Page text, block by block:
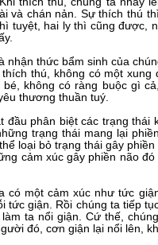
và chán nản. Sự thích thú
tuyệt, hai ly thì cũng được,
nhận thức bẩm sinh của
thú, không có một
không có ràng buộc gì
thương thuần tuý.
đầu phân biệt các trạng
trạng thái mang lại
loại bỏ trạng thái gây
cảm xúc gây phiền não
có một cảm xúc như tức
tức giận. Rồi chúng ta tiếp
ta nổi giận. Cứ thế,
đó, cơn giận lại nổi lên,